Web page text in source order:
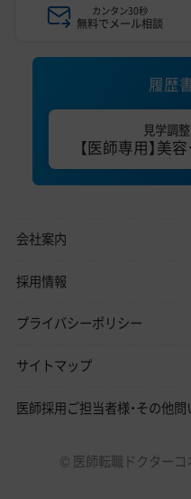
カンタン30秒
無料でメール相談
履歴
見学調
【医師専用】美
会社案内
採用情報
プライバシーポリシー
サイトマップ
医師採用ご担当者様・その他
© 医師転職ドクター